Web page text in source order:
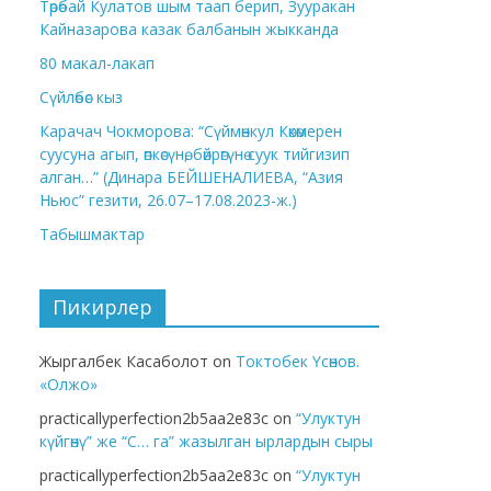
Төрөбай Кулатов шым таап берип, Зууракан
Кайназарова казак балбанын жыкканда
80 макал-лакап
Сүйлөбөс кыз
Карачач Чокморова: “Сүймөнкул Көкөмерен
суусуна агып, өпкөсүнө, бөйрөгүнө суук тийгизип
алган…” (Динара БЕЙШЕНАЛИЕВА, “Азия
Ньюс” гезити, 26.07–17.08.2023-ж.)
Табышмактар
Пикирлер
Жыргалбек Касаболот on Токтобек Үсөнов.
«Олжо»
practicallyperfection2b5aa2e83c on “Улуктун
күйгөнү” же “С… га” жазылган ырлардын сыры
practicallyperfection2b5aa2e83c on “Улуктун